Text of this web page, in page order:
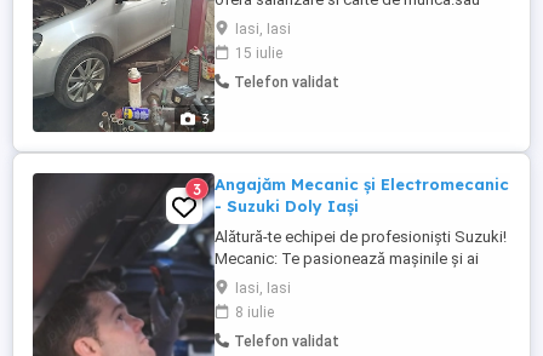
3
norma de 50 =50 % salar. Program 8 h
zona Tomesti. Tlt
Iasi, Iasi
15 iulie
Telefon validat
3
Angajăm Mecanic și Electromecanic
- Suzuki Doly Iași
Alătură-te echipei de profesioniști Suzuki!
Mecanic: Te pasionează mașinile și ai
experiență în diagnosticarea și repararea
lor? Vino să faci parte dintr-o echipă
dedicată de profesioniști în domeniul
auto și să ne ajuți să menținem și să
Iasi, Iasi
8 iulie
Telefon validat